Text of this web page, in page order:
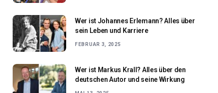
Wer ist Johannes Erlemann? Alles über
sein Leben und Karriere
FEBRUAR 3, 2025
Wer ist Markus Krall? Alles über den
deutschen Autor und seine Wirkung